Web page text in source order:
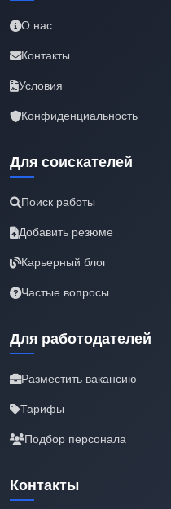
О нас
Контакты
Условия
Конфиденциальность
Для соискателей
Поиск работы
Добавить резюме
Карьерный блог
Частые вопросы
Для работодателей
Разместить вакансию
Тарифы
Подбор персонала
Контакты